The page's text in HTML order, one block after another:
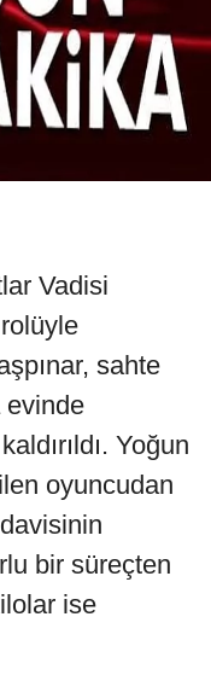
Vadisi
sahte
evinde
Yoğun
oyuncudan
bir süreçten
ise